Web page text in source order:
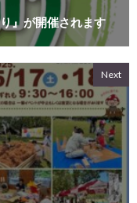
』が開催されます
Next